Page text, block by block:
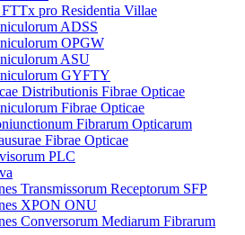
pro Residentia Villae
ADSS
OPGW
ASU
GYFTY
Distributionis Fibrae Opticae
Fibrae Opticae
Fibrarum Opticarum
Fibrae Opticae
PLC
Transmissorum Receptorum SFP
XPON ONU
Conversorum Mediarum Fibrarum